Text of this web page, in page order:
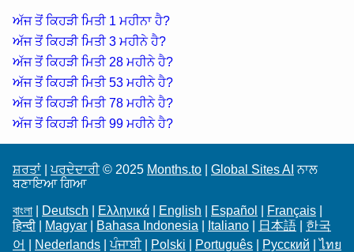
ਅੱਜ ਤੋਂ ਕਿਹੜੀ ਮਿਤੀ 1 ਮਹੀਨਾ ਹੈ?
ਅੱਜ ਤੋਂ ਕਿਹੜੀ ਮਿਤੀ 3 ਮਹੀਨੇ ਹੈ?
ਅੱਜ ਤੋਂ ਕਿਹੜੀ ਮਿਤੀ 28 ਮਹੀਨੇ ਹੈ?
ਅੱਜ ਤੋਂ ਕਿਹੜੀ ਮਿਤੀ 53 ਮਹੀਨੇ ਹੈ?
ਅੱਜ ਤੋਂ ਕਿਹੜੀ ਮਿਤੀ 78 ਮਹੀਨੇ ਹੈ?
ਅੱਜ ਤੋਂ ਕਿਹੜੀ ਮਿਤੀ 99 ਮਹੀਨੇ ਹੈ?
ਸ਼ਰਤਾਂ |ਪਰਦੇਦਾਰੀ© 2025 Months.to Global Sites AI ਨਾਲ
ਬਣਾਇਆ ਗਿਆ
বাংলা
Deutsch Ελληνικά English Español Français
हिन्दी
Magyar Bahasa Indonesia Italiano 日本語
한국
어
Nederlands |ਪੰਜਾਬੀ| Polski Português Русский |ไทย